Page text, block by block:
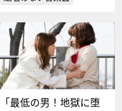
「最低の男！地獄に堕